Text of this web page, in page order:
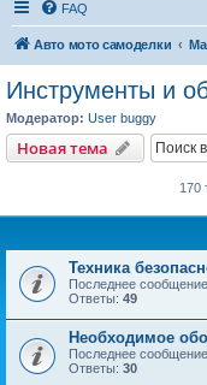
FAQ
Авто мото самоделки
Инструменты и
Модератор: User buggy
Новая тема
170
Техника
Последнее сообщение
Ответы: 49
Необходимое
Последнее сообщение
Ответы: 30